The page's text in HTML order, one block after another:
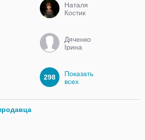
Наталя
Костик
Дяченко
Ірина
298
Показать
всех